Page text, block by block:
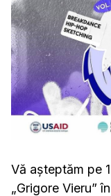
Vă așteptăm pe
„Grigore Vieru”